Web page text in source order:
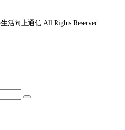
活向上通信 All Rights Reserved.